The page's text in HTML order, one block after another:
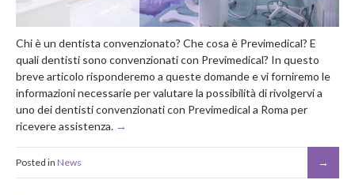
Chi è un dentista convenzionato? Che cosa è Previmedical? E
quali dentisti sono convenzionati con Previmedical? In questo
breve articolo risponderemo a queste domande e vi forniremo le
informazioni necessarie per valutare la possibilità di rivolgervi a
uno dei dentisti convenzionati con Previmedical a Roma per
ricevere assistenza.
Posted in News